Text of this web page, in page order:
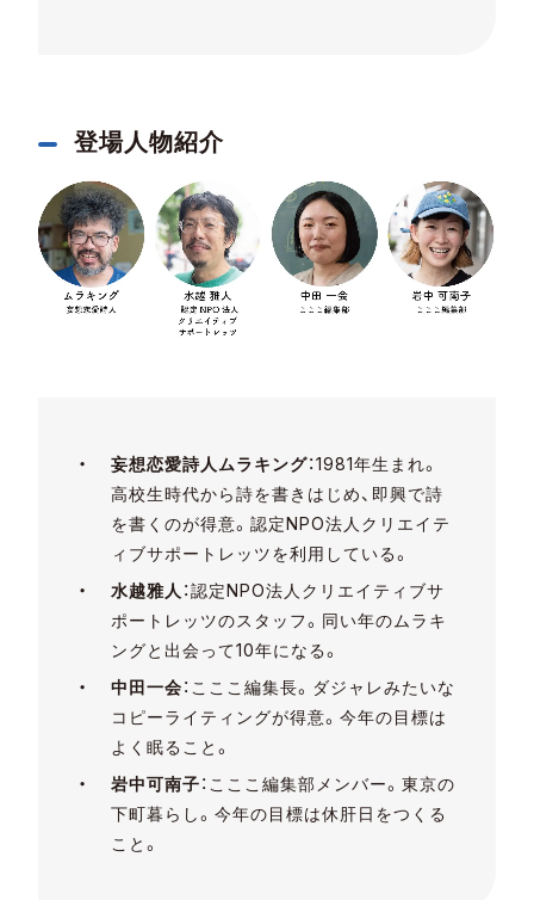
登場人物紹介
妄想恋愛詩人ムラキング：1981年生まれ。
高校生時代から詩を書きはじめ、即興で詩
を書くのが得意。認定NPO法人クリエイテ
ィブサポートレッツを利用している。
水越雅人 ：認定NPO法人クリエイティブサ
ポートレッツのスタッフ。同い年のムラキ
ングと出会って10年になる。
中田一会： こここ編集長。ダジャレみたいな
コピーライティングが得意。今年の目標は
よく眠ること。
岩中可南子：こここ編集部メンバー。東京の
下町暮らし。今年の目標は休肝日をつくる
こと。